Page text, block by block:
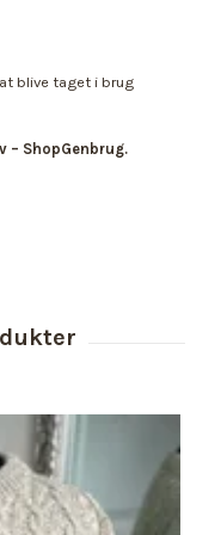
blive taget i brug
– ShopGenbrug.